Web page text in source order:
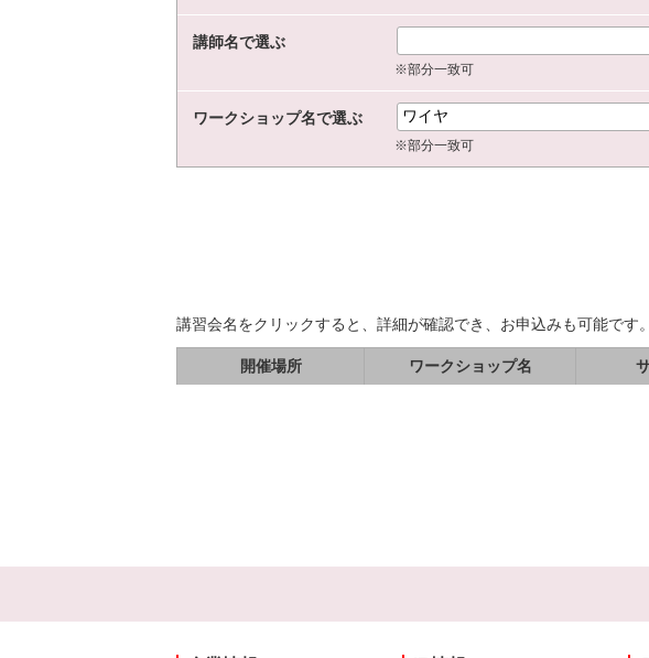
講師名で選ぶ
※部分一致可
ワークショップ名で選ぶ
※部分一致可
講習会名をクリックすると、詳細が確認でき、お申込みも可能です。
開催場所 ワークショップ名